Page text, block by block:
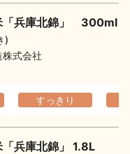
兵庫北錦」 300ml
)
株式会社
すっきり
兵庫北錦」 1.8L